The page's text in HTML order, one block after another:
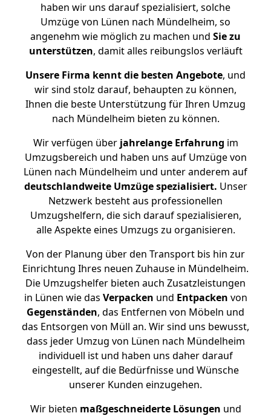
haben wir uns darauf spezialisiert, solche
Umzüge von Lünen nach Mündelheim, so
angenehm wie möglich zu machen und Sie zu
unterstützen, damit alles reibungslos verläuft
Unsere Firma kennt die besten Angebote, und
wir sind stolz darauf, behaupten zu können,
Ihnen die beste Unterstützung für Ihren Umzug
nach Mündelheim bieten zu können.
Wir verfügen überjahrelange Erfahrung im
Umzugsbereich und haben uns auf Umzüge von
Lünen nach Mündelheim und unter anderem auf
deutschlandweite Umzüge spezialisiert. Unser
Netzwerk besteht aus professionellen
Umzugshelfern, die sich darauf spezialisieren,
alle Aspekte eines Umzugs zu organisieren.
Von der Planung über den Transport bis hin zur
Einrichtung Ihres neuen Zuhause in Mündelheim.
Die Umzugshelfer bieten auch Zusatzleistungen
in Lünen wie das Verpacken und Entpacken von
Gegenständen, das Entfernen von Möbeln und
das Entsorgen von Müll an. Wir sind uns bewusst,
dass jeder Umzug von Lünen nach Mündelheim
individuell ist und haben uns daher darauf
eingestellt, auf die Bedürfnisse und Wünsche
unserer Kunden einzugehen.
Wir bieten maßgeschneiderte Lösungen und